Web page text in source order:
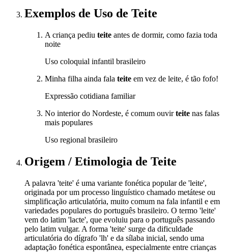
Exemplos de Uso de Teite
A criança pediu teite antes de dormir, como fazia toda
noite
Uso coloquial infantil brasileiro
Minha filha ainda fala teite em vez de leite, é tão fofo!
Expressão cotidiana familiar
No interior do Nordeste, é comum ouvirteite nas falas
mais populares
Uso regional brasileiro
Origem / Etimologia de Teite
A palavra 'teite' é uma variante fonética popular de 'leite',
originada por um processo linguístico chamado metátese ou
simplificação articulatória, muito comum na fala infantil e em
variedades populares do português brasileiro. O termo 'leite'
vem do latim 'lacte', que evoluiu para o português passando
pelo latim vulgar. A forma 'teite' surge da dificuldade
articulatória do dígrafo 'lh' e da sílaba inicial, sendo uma
adaptação fonética espontânea, especialmente entre crianças